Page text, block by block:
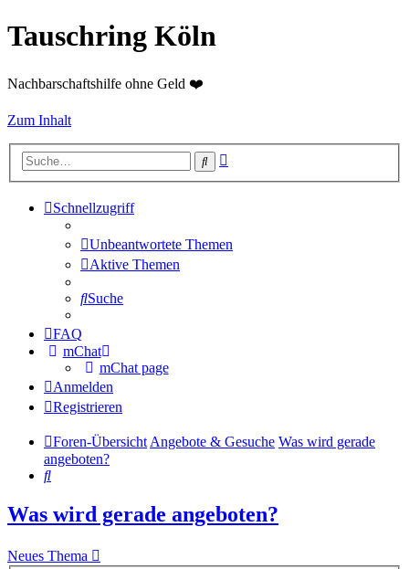
Tauschring Köln
Nachbarschaftshilfe ohne Geld ❤️
Zum Inhalt
Suche
Schnellzugriff
Unbeantwortete Themen
Aktive Themen
Suche
FAQ
mChat
mChat page
Anmelden
Registrieren
Foren-ÜbersichtAngebote & Gesuche Was wird gerade
angeboten?
Suche
Was wird gerade angeboten?
Neues Thema